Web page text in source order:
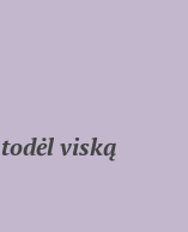
viską